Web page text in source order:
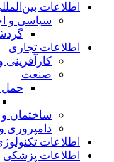
اطلاعات
سیاسی و
اطلاعات تجاری
کارآفرینی
صنعت
حمل
ساختمان و
دامپروری
اطلاعات
اطلاعات پزشکی